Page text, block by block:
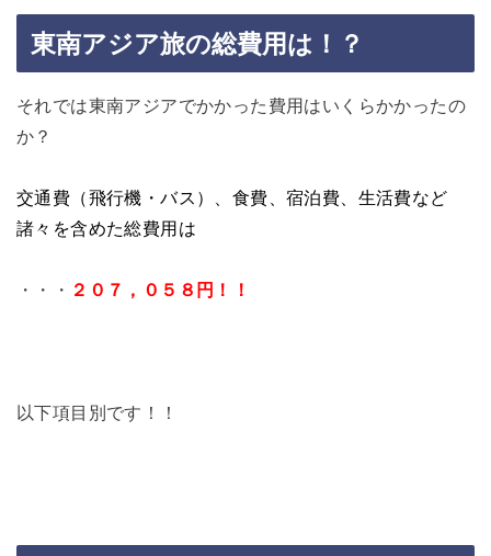
東南アジア旅の総費用は！？
それでは東南アジアでかかった費用はいくらかかったの
か？
交通費（飛行機・バス）、食費、宿泊費、生活費など
諸々を含めた総費用は
・・・ ２０７，０５８円！！
以下項目別です！！